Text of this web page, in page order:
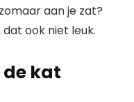
aan je zat?
ook niet leuk.
kat